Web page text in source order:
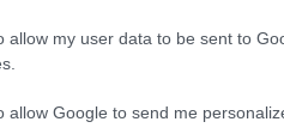
allow my user data to be sent to
allow Google to send me
ένα ξενοδοχείο κοντά